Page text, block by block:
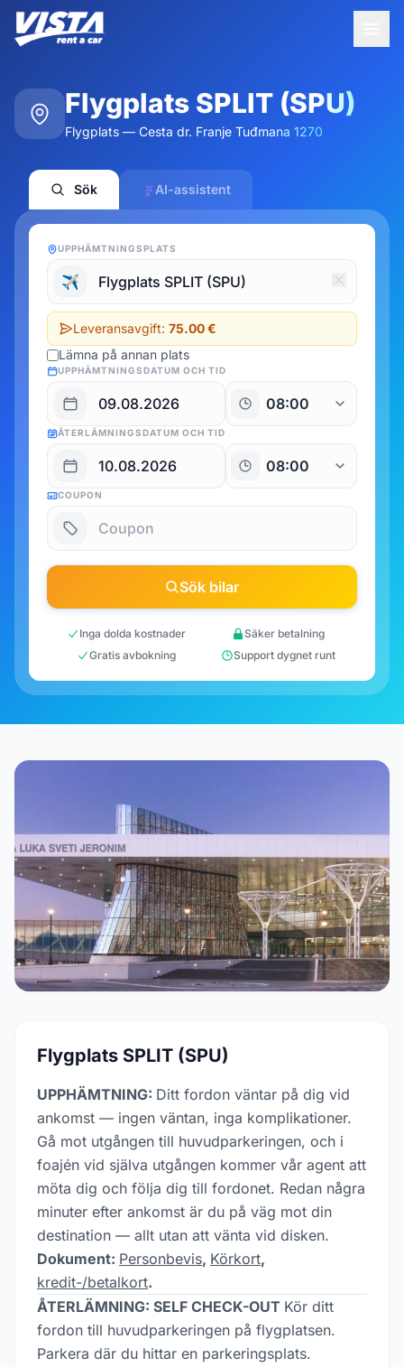
Flygplats SPLIT (SPU)
Flygplats — Cesta dr. Franje Tuđmana 1270
Sök AI-assistent
UPPHÄMTNINGSPLATS
✈️
Leveransavgift: 75.00 €
Lämna på annan plats
UPPHÄMTNINGSDATUM OCH TID
ÅTERLÄMNINGSDATUM OCH TID
COUPON
Sök bilar
Inga dolda kostnader
Säker betalning
Gratis avbokning
Support dygnet runt
Flygplats SPLIT (SPU)
UPPHÄMTNING: Ditt fordon väntar på dig vid
ankomst — ingen väntan, inga komplikationer.
Gå mot utgången till huvudparkeringen, och i
foajén vid själva utgången kommer vår agent att
möta dig och följa dig till fordonet. Redan några
minuter efter ankomst är du på väg mot din
destination — allt utan att vänta vid disken.
Dokument: Personbevis, Körkort,
kredit-/betalkort.
ÅTERLÄMNING: SELF CHECK-OUT Kör ditt
fordon till huvudparkeringen på flygplatsen.
Parkera där du hittar en parkeringsplats.